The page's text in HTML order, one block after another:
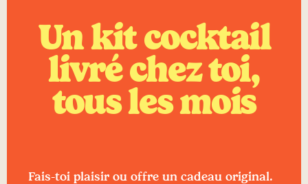
Un kit cocktail
livré chez toi,
tous les mois
Fais-toi plaisir ou offre un cadeau original.